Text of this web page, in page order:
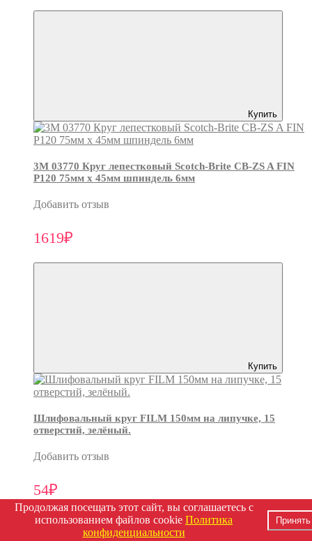
Купить
3М 03770 Круг лепестковый Scotch-Brite CB-ZS A FIN
P120 75мм х 45мм шпиндель 6мм
Добавить отзыв
1619₽
Купить
Шлифовальный круг FILM 150мм на липучке, 15
отверстий, зелёный.
Добавить отзыв
54₽
Продолжая посещать этот сайт, вы соглашаетесь с
использованием файлов cookie Политика
конфиденциальности
Принять